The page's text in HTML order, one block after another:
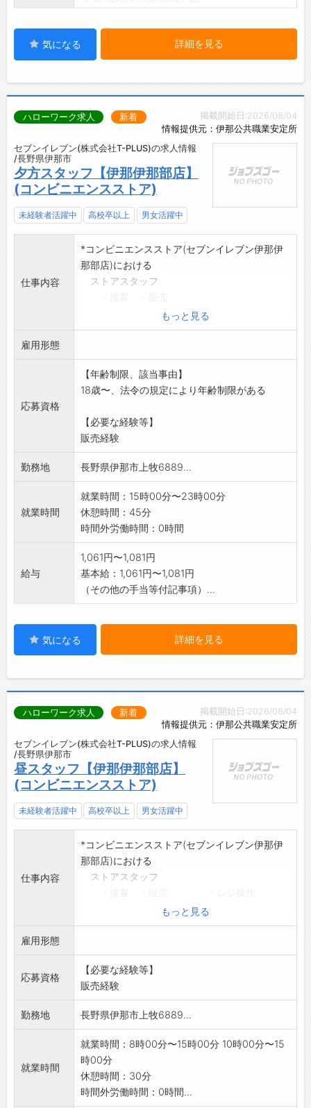
気になる 詳細を見る
掲載開始日:2026/08/04
情報提供元：伊那公共職業安定所
ハローワーク求人 新着
セブンイレブン(株式会社T-PLUS)の求人情報
/長野県伊那市
夕方スタッフ【伊那伊那部店】
(コンビニエンスストア)
未経験者活躍中 高校卒以上 男女活躍中
仕事内容
*コンビニエンスストア(セブンイレブン伊那伊
那部店)における
ストアスタッフ
・仕入
・店内清掃等業務全般
※土日に働ける方大歓迎
※未経験でも研修します
で優遇します。
業務の変更範囲:変更なし
もっと見る
雇用形態
応募資格
【年齢制限、該当事由】
18歳〜、法令の規定により年齢制限がある
【必要な経験等】
販売経験
勤務地 長野県伊那市上牧6889...
就業時間
就業時間：15時00分〜23時00分
休憩時間：45分
時間外労働時間：0時間
給与
1,061円〜1,081円
基本給：1,061円〜1,081円
（その他の手当等付記事項）...
気になる 詳細を見る
掲載開始日:2026/08/04
情報提供元：伊那公共職業安定所
ハローワーク求人 新着
セブンイレブン(株式会社T-PLUS)の求人情報
/長野県伊那市
昼スタッフ【伊那伊那部店】
(コンビニエンスストア)
未経験者活躍中 高校卒以上 男女活躍中
仕事内容
*コンビニエンスストア(セブンイレブン伊那伊
那部店)における
ストアスタッフ
・仕入 ・商品品出し ・店内清掃等業務
全般
※コンビニエンス業務の経験のある方、賃金面
で優遇します。
≪応募へのワンポイント≫
・未経験の方であっても応募歓迎いたします。
業務の変更範囲:変更なし
もっと見る
雇用形態
応募資格
【必要な経験等】
販売経験
勤務地 長野県伊那市上牧6889...
就業時間
就業時間：8時00分〜15時00分 10時00分〜15
時00分
休憩時間：30分
時間外労働時間：0時間...